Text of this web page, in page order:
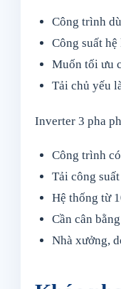
Công trình
Công suất
Muốn tối ưu
Tải chủ yếu
Inverter 3 pha
Công trình
Tải công
Hệ thống từ
Cần cân
Nhà xưởng,